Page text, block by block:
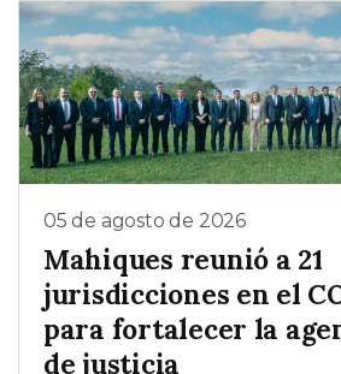
05 de agosto de 2026
Mahiques reunió a 21
jurisdicciones en el
para fortalecer la
de justicia